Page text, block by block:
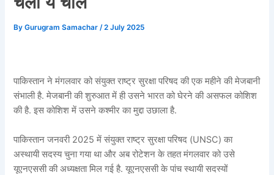
ByGurugram Samachar /2 July 2025
पाकिस्तान ने मंगलवार को संयुक्त राष्ट्र सुरक्षा परिषद की एक महीने की मेजबानी
संभाली है. मेजबानी की शुरुआत में ही उसने भारत को घेरने की असफल कोशिश
की है. इस कोशिश में उसने कश्मीर का मुद्दा उछाला है.
पाकिस्तान जनवरी 2025 में संयुक्त राष्ट्र सुरक्षा परिषद (UNSC) का
अस्थायी सदस्य चुना गया था और अब रोटेशन के तहत मंगलवार को उसे
यूएनएससी की अध्यक्षता मिल गई है. यूएनएससी के पांच स्थायी सदस्यों